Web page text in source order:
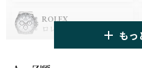
ROLEX
ロレックス
パネライ
もっ